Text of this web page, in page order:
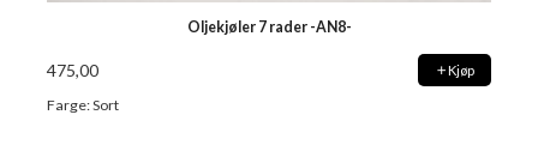
Oljekjøler 7 rader -AN8-
475,00 Kjøp
Farge: Sort